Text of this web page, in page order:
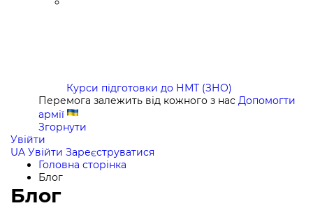
Курси підготовки до НМТ (ЗНО)
Перемога залежить від кожного з нас Допомогти
армії
Згорнути
Увійти
UA Увійти Зареєструватися
Головна сторінка
Блог
Блог